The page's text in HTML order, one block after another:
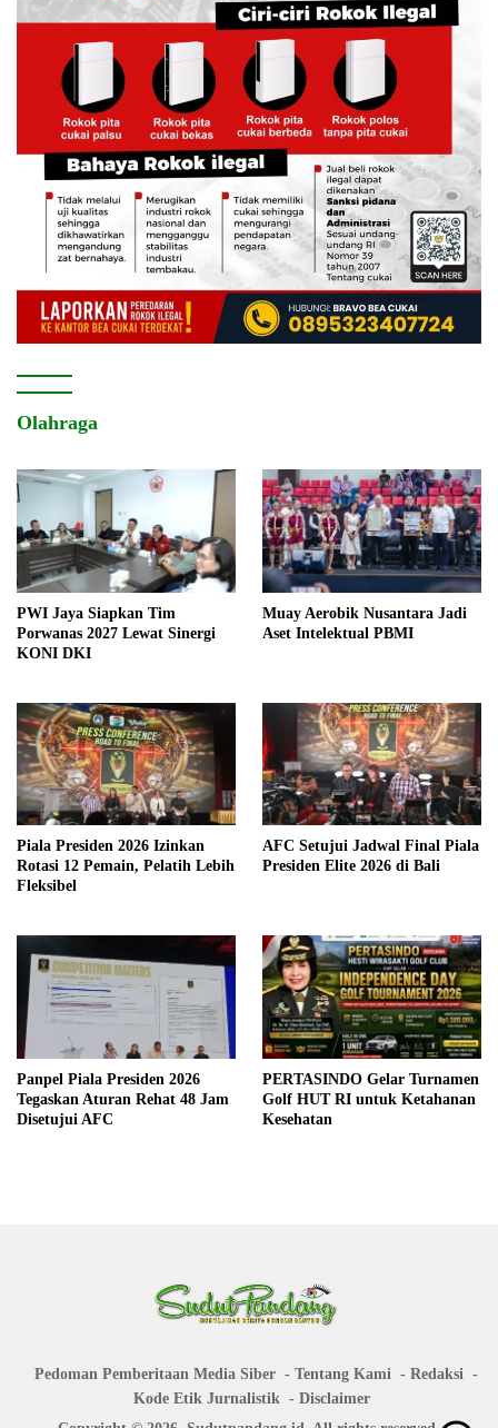
Olahraga
PWI Jaya Siapkan Tim
Porwanas 2027 Lewat Sinergi
KONI DKI
Muay Aerobik Nusantara Jadi
Aset Intelektual PBMI
Piala Presiden 2026 Izinkan
Rotasi 12 Pemain, Pelatih Lebih
Fleksibel
AFC Setujui Jadwal Final Piala
Presiden Elite 2026 di Bali
Panpel Piala Presiden 2026
Tegaskan Aturan Rehat 48 Jam
Disetujui AFC
PERTASINDO Gelar Turnamen
Golf HUT RI untuk Ketahanan
Kesehatan
Pedoman Pemberitaan Media Siber Tentang Kami
Redaksi
Kode Etik Jurnalistik
Disclaimer